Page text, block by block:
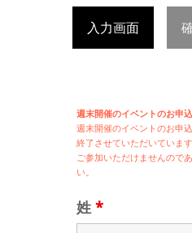
入力画面
週末開催のイベントのお申
週末開催のイベントのお申
終了させていただいていま
ご参加いただけませんので
い。
姓 *